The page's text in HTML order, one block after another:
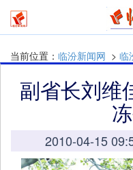
当前位置： 临汾新闻网 > 临
副省长刘维
2010-04-15